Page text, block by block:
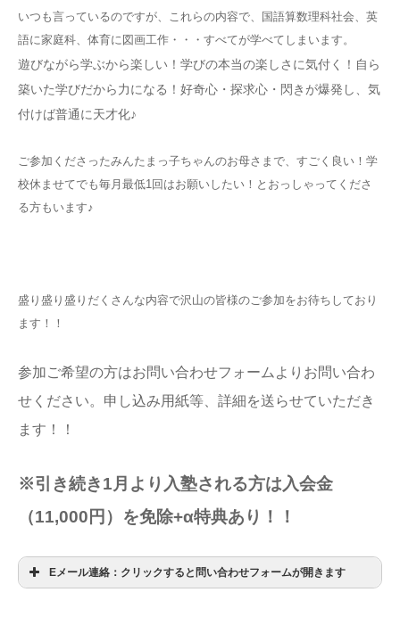
いつも言っているのですが、これらの内容で、国語算数理科社会、英
語に家庭科、体育に図画工作・・・すべてが学べてしまいます。
遊びながら学ぶから楽しい！学びの本当の楽しさに気付く！自ら
築いた学びだから力になる！好奇心・探求心・閃きが爆発し、気
付けば普通に天才化♪
ご参加くださったみんたまっ子ちゃんのお母さまで、すごく良い！学
校休ませてでも毎月最低1回はお願いしたい！とおっしゃってくださ
る方もいます♪
盛り盛り盛りだくさんな内容で沢山の皆様のご参加をお待ちしており
ます！！
参加ご希望の方はお問い合わせフォームよりお問い合わ
せください。申し込み用紙等、詳細を送らせていただき
ます！！
※引き続き1月より入塾される方は入会金
（11,000円）を免除+α特典あり！！
Eメール連絡：クリックすると問い合わせフォームが開きます